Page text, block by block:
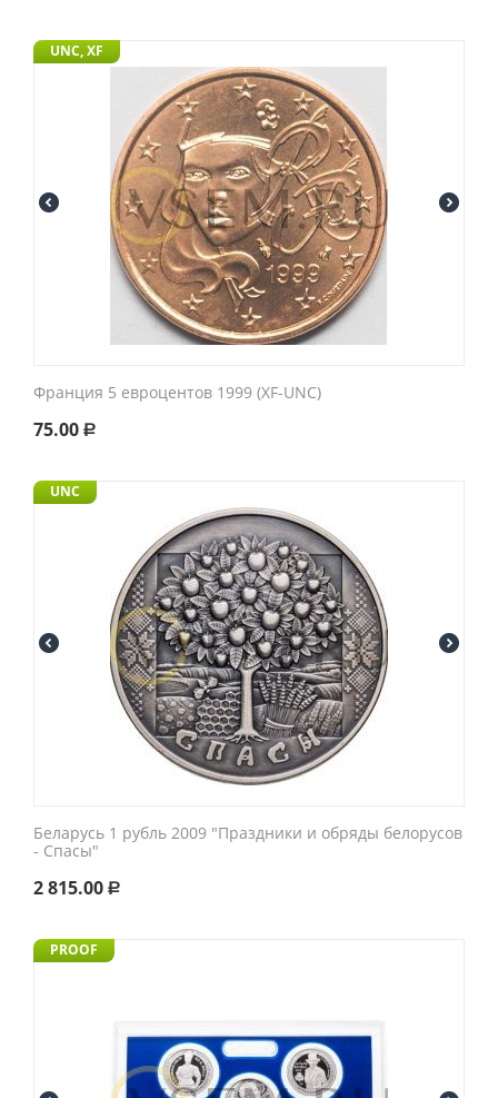
UNC, XF
Франция 5 евроцентов 1999 (XF-UNC)
75.00 Р
UNC
Беларусь 1 рубль 2009 "Праздники и обряды белорусов
- Спасы"
2 815.00 Р
PROOF